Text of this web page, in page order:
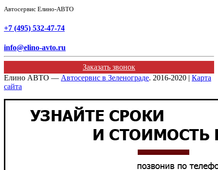
Автосервис Елино-АВТО
+7 (495) 532-47-74
info@elino-avto.ru
Заказать звонок
Елино АВТО — Автосервис в Зеленограде. 2016-2020 | Карта
сайта